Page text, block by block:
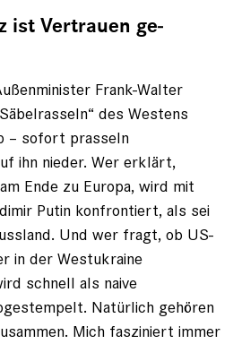
ist Vertrauen ge­
Frank-Walter
des Westens
– sofort prasseln
ihn nieder. Wer erklärt,
Ende zu Europa, wird mit
­Putin konfrontiert, als sei
Und wer fragt, ob US-
in der Westukraine
schnell als naive
Natürlich gehören
Mich fasziniert immer